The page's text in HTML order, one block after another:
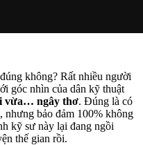
không? Rất nhiều người
góc nhìn của dân kỹ thuật
vừa… ngây thơ. Đúng là có
nhưng bảo đảm 100% không
kỹ sư này lại đang ngồi
thế gian rồi.